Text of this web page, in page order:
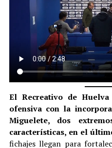
El Recreativo de
ofensiva con la
Miguelete, dos
características, en el
fichajes llegan para